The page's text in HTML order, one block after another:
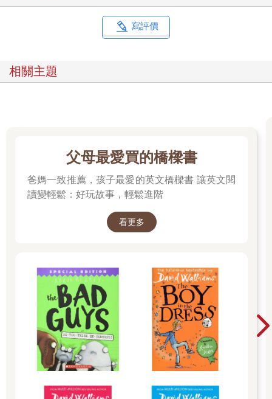
寫評價
相關主題
父母最愛買的橋樑書
爸媽一致推薦，孩子最愛的英文橋樑書 讓英文閱
讀變輕鬆：好玩故事，輕鬆進階
看更多